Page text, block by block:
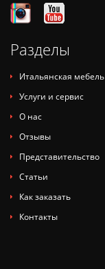
Разделы
Итальянская мебель
Услуги и сервис
О нас
Отзывы
Представительство
Статьи
Как заказать
Контакты